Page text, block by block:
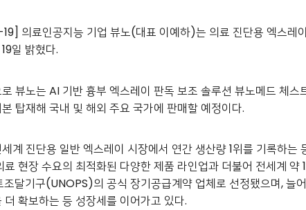
의료인공지능 기업 뷰노(대표 이예하)는 의료 진단용 엑스레
일 밝혔다.
뷰노는 AI 기반 흉부 엑스레이 판독 보조 솔루션 뷰노메드 체
탑재해 국내 및 해외 주요 국가에 판매할 예정이다.
계 진단용 일반 엑스레이 시장에서 연간 생산량 1위를 기록하
료 현장 수요의 최적화된 다양한 제품 라인업과 더불어 전세계
조달기구(UNOPS)의 공식 장기공급계약 업체로 선정됐으며, 늘
더 확보하는 등 성장세를 이어가고 있다.